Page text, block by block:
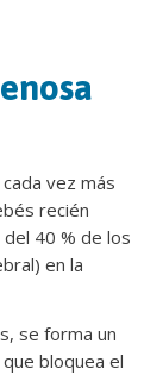
vez más
recién
40 % de los
en la
se forma un
bloquea el